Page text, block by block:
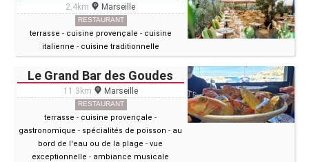
2.4km Marseille
RESTAURANT
terrasse - cuisine provençale - cuisine
italienne - cuisine traditionnelle
Le Grand Bar des Goudes
11.3km Marseille
RESTAURANT
terrasse - cuisine provençale -
gastronomique - spécialités de poisson - au
bord de l'eau ou de la plage -vue
exceptionnelle - ambiance musicale